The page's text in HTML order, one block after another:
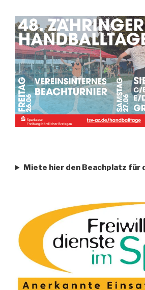
Miete hier den Beachplatz für